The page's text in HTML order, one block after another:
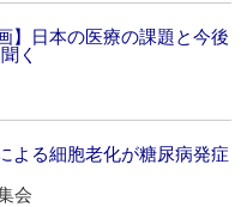
】日本の医療の課題と今後
く
よる細胞老化が糖尿病発症
会